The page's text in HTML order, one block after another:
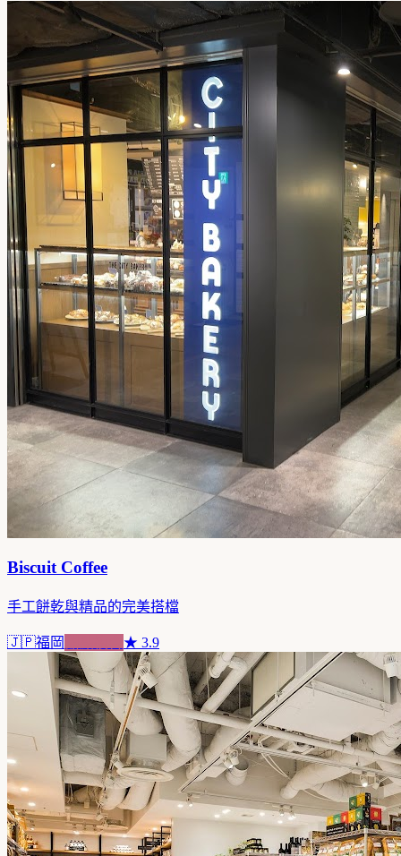
Biscuit Coffee
手工餅乾與精品的完美搭檔
🇯🇵福岡 ★ 3.9